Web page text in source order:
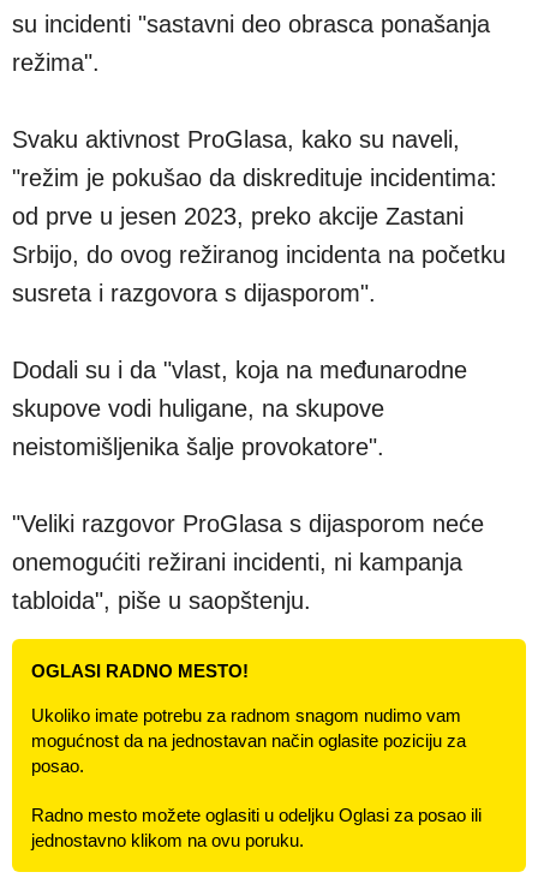
su incidenti "sastavni deo obrasca ponašanja
režima".
Svaku aktivnost ProGlasa, kako su naveli,
"režim je pokušao da diskredituje incidentima:
od prve u jesen 2023, preko akcije Zastani
Srbijo, do ovog režiranog incidenta na početku
susreta i razgovora s dijasporom".
Dodali su i da "vlast, koja na međunarodne
skupove vodi huligane, na skupove
neistomišljenika šalje provokatore".
"Veliki razgovor ProGlasa s dijasporom neće
onemogućiti režirani incidenti, ni kampanja
tabloida", piše u saopštenju.
OGLASI RADNO MESTO!
Ukoliko imate potrebu za radnom snagom nudimo vam
mogućnost da na jednostavan način oglasite poziciju za
posao.
Radno mesto možete oglasiti u odeljku Oglasi za posao ili
jednostavno klikom na ovu poruku.